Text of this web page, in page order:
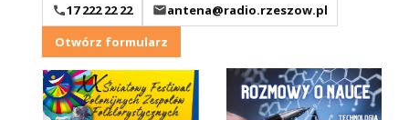
17 222 22 22
antena@radio.rzeszow.pl
Otwórz formularz